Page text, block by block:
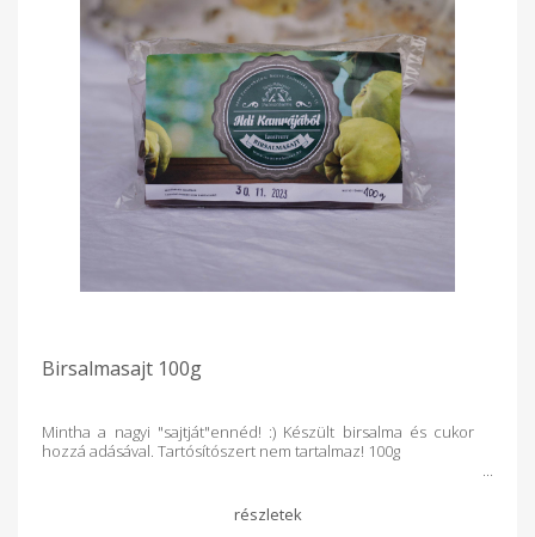
Birsalmasajt 100g
Mintha a nagyi "sajtját"ennéd! :) Készült birsalma és cukor
hozzá adásával. Tartósítószert nem tartalmaz! 100g